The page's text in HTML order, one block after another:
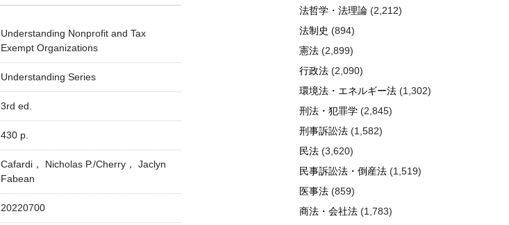
Understanding Nonprofit and Tax
Exempt Organizations
Understanding Series
3rd ed.
430 p.
Cafardi， Nicholas P./Cherry， Jaclyn
Fabean
20220700
法哲学・法理論 (2,212)
法制史 (894)
憲法 (2,899)
行政法 (2,090)
環境法・エネルギー法 (1,302)
刑法・犯罪学 (2,845)
刑事訴訟法 (1,582)
民法 (3,620)
民事訴訟法・倒産法 (1,519)
医事法 (859)
商法・会社法 (1,783)